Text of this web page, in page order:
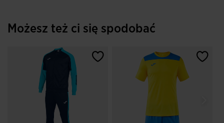
Możesz też ci się spodobać